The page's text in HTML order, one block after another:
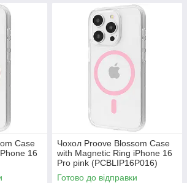
Case
16
Чохол Proove Blossom Case
with Magnetic Ring iPhone 16
Pro pink (PCBLIP16P016)
Готово до відправки